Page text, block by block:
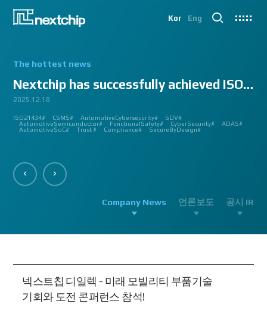
Kor Eng
The hottest news
Nextchip has successfully achieved ISO/SAE 2143...
2025.12.18
ISO21434# CSMS# AutomotiveCybersecurity#
SDV#
AutomotiveSemiconductor#
FunctionalSafety# CyberSecurity#
ADAS#
AutomotiveSoC#
Trust # Compliance# SecureByDesign#
2025.07.24
AutomatedDriving# aiMotive# Nextchip# ADAS#
Partnership#
AutomotiveInnovation#
2025.06.18
GlobalSmallGiants# Nextchip#
AutomotiveSemiconductor#
GlobalInnovation#
Korea1000Plus#
2024.12.09
2024.10.14
2024.07.10
2024.06.03
2023.08.18
Automotive# Nextchip# Processors# Sensors# Summit#
2023.08.01
#CMMI #DEV #MaturityModel #LV3 #Appraisal #VWAY#
2023.03.23
#VisionProfessional #Automotive #Semiconductor #ImageSignalProcessing #ISP
#ADAS #SoC #소부장 #으뜸기업 #AutonomousDriving #nextchip#
2023.03.22
#Upcoming #Event #Exhibition #Edge AI and Vision Alliance #Innovation #Forum
#APACHE5 #Edge #Processor #AI #CNN #Object Detection #ADAS #AD #DMS
#OMS #BSD #BSIS #FSD #APACHE_U #PHOENIX #Image Signal Processing #Vision
#Processor #HDR #LFM #3DNR #High Quality Image #Automotive Camera
2023.03.13
#Edge AI and Vision Alliance #AutoSens #Upcoming #Event #Exhibition #Detroit
#Santa Clara #Edge #AI #In-cabin #Technology #ADAS #Edge Processor #Vision
#Professional#
2023.03.09
#2023 #신상 #복지제도 #선택적 복지비 #여행 #교통비 #항공권 #숙박 #워터파크 #
놀이동산 #여가활동 #문화생활 #가족 #콘텐츠 렌즈 구매도 가능#
2023.03.02
#Vision Professional #복리후생제도 #시차 출퇴근 제도 #자율 출퇴근 제도 #
근무시간 #9 to 6 #Working Hour #Flexible hours #nextchip #ADAS
#Semiconductor #채용 공고 #모집 공고 #판교 #행복한 직장생활#
2023.03.02
#삼일절 #대한독립만세#
2023.03.02
#대전 #퓨처모빌리티 #KAIST #KAAMI #KATECH #넥스트칩 #NEXTCHIP #자율주행
#VISION #PROCESSING #ISP #CFA #AUTONOMOUS #ADAS #AD #SOC #
대전은성심당#
2023.02.27
#Edge #AI #Vision #AI #ADAS #SoC #ISP #NPU #Semiconductor #Automotive
#Autonomous #CNN #NN #Vision #Professional #Upcoming #Event #Exhibition#
2023.02.27
#Vision Professional #nextchip #복리후생제도 #채용공고 #채용안내 #ISP
#Semiconductor #ADAS #AHD #World-class ISP #World-best ISP#
2023.02.24
2023.02.23
#Edge #AI #Vision #AI #ADAS #SoC #ISP #NPU #Semiconductor #Automotive
#Autonomous #CNN #NN #Vision #Professional #Upcoming #Event #Exhibition#
2023.02.23
2023 신년 워크샵# 넥스트칩# 복지제도 #
2023.01.27
2023.01.26
#Automotive #Autonomous #ISP #Vision #Professional #nextchip #World #class
#ISP #Image #Signal #Processing #HDR #8MP #CFA #RGGB #RGB #IR #Exhibition
#Tokyo Big Sight #Japan #Semiconductor#
2023.01.12
CES# ISP# ADAS# VISION PROFESSIONAL# NEXTCHIP#
PROCESSOR#
VISION BASED PROCESSOR# APACHE_U#
PHOENIX#
APACHE5#
2022.12.12
#Vision #Professional | #NEXTCHIP CO.#
LTD. #Real #Edge #AI #Processor
#Nextchip #Future #Vision #ISP #ADAS #NPU #Exhibition #AHD #Semiconductor
#Computer #Vision#
2022.09.26
#izb #vw #international #supplier #fair #germany #wolfsburg #allerpark #hall3
#3419A #isp #semiconductor #automotive #camera #sensing #adas #dms #dsm
#apache5 #aeb #apacheU #rccg #cfa #color #filter #array#
Company News 언론보도 공시 IR
넥스트칩 디일렉 - 미래 모빌리티 부품기술
기회와 도전 콘퍼런스 참석!